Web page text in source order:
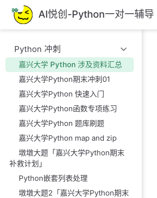
跳
至
主
內
AI悦创-Python一对一辅导
Python 冲刺
嘉兴大学 Python 涉及资料汇总
嘉兴大学Python期末冲刺01
嘉兴大学Python 快速入门
嘉兴大学Python函数专项练习
嘉兴大学Python 题库刷题
嘉兴大学Python map and zip
墩墩大题「嘉兴大学Python期末
补救计划」
Python嵌套列表处理
墩墩大题2「嘉兴大学Python期末